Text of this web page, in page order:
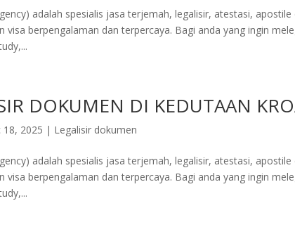
adalah spesialis jasa terjemah, legalisir, atestasi,
visa berpengalaman dan terpercaya. Bagi anda yang ingin
DOKUMEN DI KEDUTAAN
18, 2025 | Legalisir dokumen
adalah spesialis jasa terjemah, legalisir, atestasi,
visa berpengalaman dan terpercaya. Bagi anda yang ingin